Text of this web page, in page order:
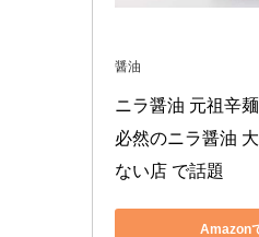
醤油
ニラ醤油 元祖辛
必然のニラ醤油
ない店 で話題
Amazon